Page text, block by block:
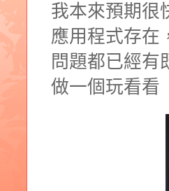
我本來預期很
應用程式存在
問題都已經有
做一個玩看看